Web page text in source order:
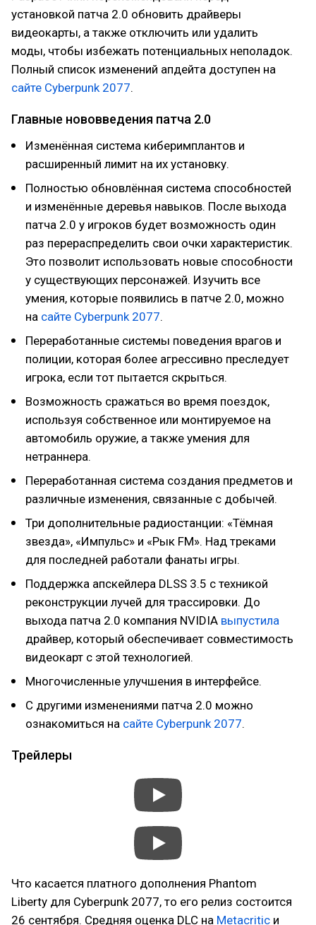
установкой патча 2.0 обновить драйверы
видеокарты, а также отключить или удалить
моды, чтобы избежать потенциальных неполадок.
Полный список изменений апдейта доступен на
сайте Cyberpunk 2077.
Главные нововведения патча 2.0
Изменённая система киберимплантов и
расширенный лимит на их установку.
Полностью обновлённая система способностей
и изменённые деревья навыков. После выхода
патча 2.0 у игроков будет возможность один
раз перераспределить свои очки характеристик.
Это позволит использовать новые способности
у существующих персонажей. Изучить все
умения, которые появились в патче 2.0, можно
на сайте Cyberpunk 2077.
Переработанные системы поведения врагов и
полиции, которая более агрессивно преследует
игрока, если тот пытается скрыться.
Возможность сражаться во время поездок,
используя собственное или монтируемое на
автомобиль оружие, а также умения для
нетраннера.
Переработанная система создания предметов и
различные изменения, связанные с добычей.
Три дополнительные радиостанции: «Тёмная
звезда», «Импульс» и «Рык FM». Над треками
для последней работали фанаты игры.
Поддержка апскейлера DLSS 3.5 с техникой
реконструкции лучей для трассировки. До
выхода патча 2.0 компания NVIDIA выпустила
драйвер, который обеспечивает совместимость
видеокарт с этой технологией.
Многочисленные улучшения в интерфейсе.
С другими изменениями патча 2.0 можно
ознакомиться на сайте Cyberpunk 2077.
Трейлеры
Что касается платного дополнения Phantom
Liberty для Cyberpunk 2077, то его релиз состоится
26 сентября. Средняя оценка DLC на Metacritic и